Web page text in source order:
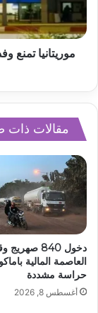
موريتانيا تمنع
مقالات ذات
دخول 840
العاصمة المالية
حراسة مشددة
أغسطس 8, 2026